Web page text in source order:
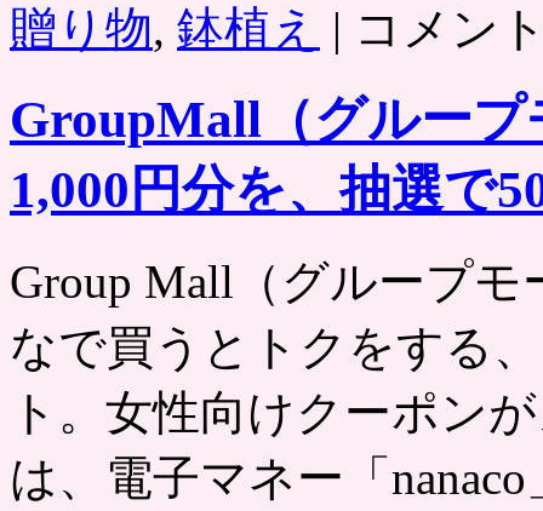
贈り物, 鉢植え |
レ
ゼ
ン
ト
向
カ
ネ
ー
ョ
コメン
GroupMall（グループ
1,000円分を、抽選で
Group Mall（グループモ
なで買うとトクをする
ト。女性向けクーポン
は、電子マネー「